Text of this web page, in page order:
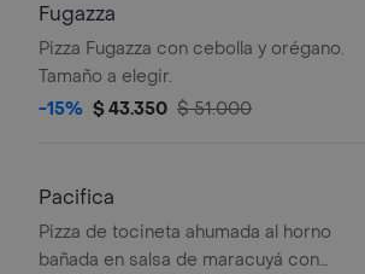
Fugazza
Pizza Fugazza con cebolla y orégano.
Tamaño a elegir.
-15% $ 43.350 $ 51.000
Pacifica
Pizza de tocineta ahumada al horno
bañada en salsa de maracuyá con